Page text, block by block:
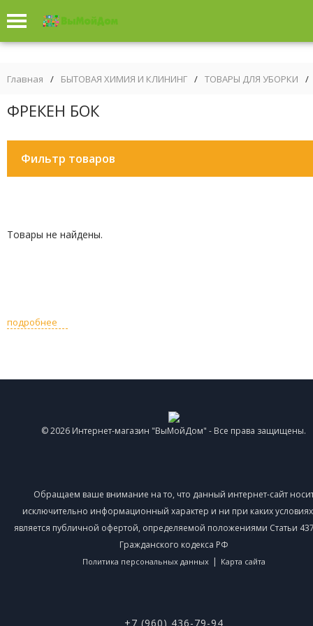
Главная / БЫТОВАЯ ХИМИЯ И КЛИНИНГ / ТОВАРЫ ДЛЯ УБОРКИ /
ФРЕКЕН БОК
Фильтр товаров
Товары не найдены.
подробнее
© 2026 Интернет-магазин "ВыМойДом" - Все права защищены.
Обращаем ваше внимание на то, что данный интернет-сайт
исключительно информационный характер и ни при каких
является публичной офертой, определяемой положениями Статьи
Гражданского кодекса РФ
Политика персональных данных | Карта сайта
+7 (960) 436-79-94